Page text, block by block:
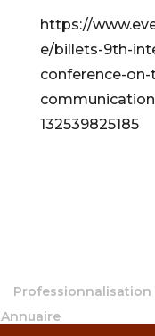
https://
e/billets-9th-
conference-on-
132539825185
Professionnalisation
Annuaire